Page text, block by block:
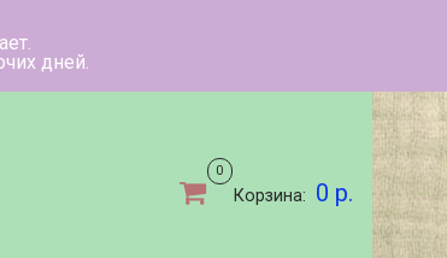
дни не работает.
1-3 рабочих дней.
0
Корзина: 0 р.